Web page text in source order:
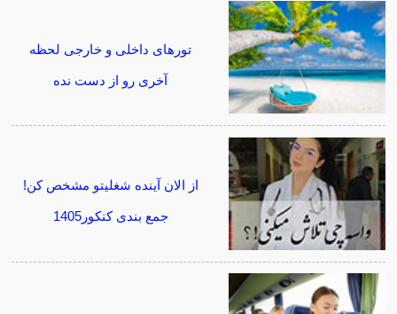
تورهای داخلی و خارجی لحظه
آخری رو از دست نده
از الان آینده شغلیتو مشخص کن!
جمع بندی کنکور1405